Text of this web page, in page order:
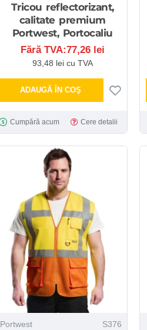
Tricou reflectorizant,
calitate premium
Portwest, Portocaliu
Fără TVA:77,26 lei
93,48 lei cu TVA
ADAUGĂ ÎN COŞ
Cumpără acum Cere detalii
Portwest S376